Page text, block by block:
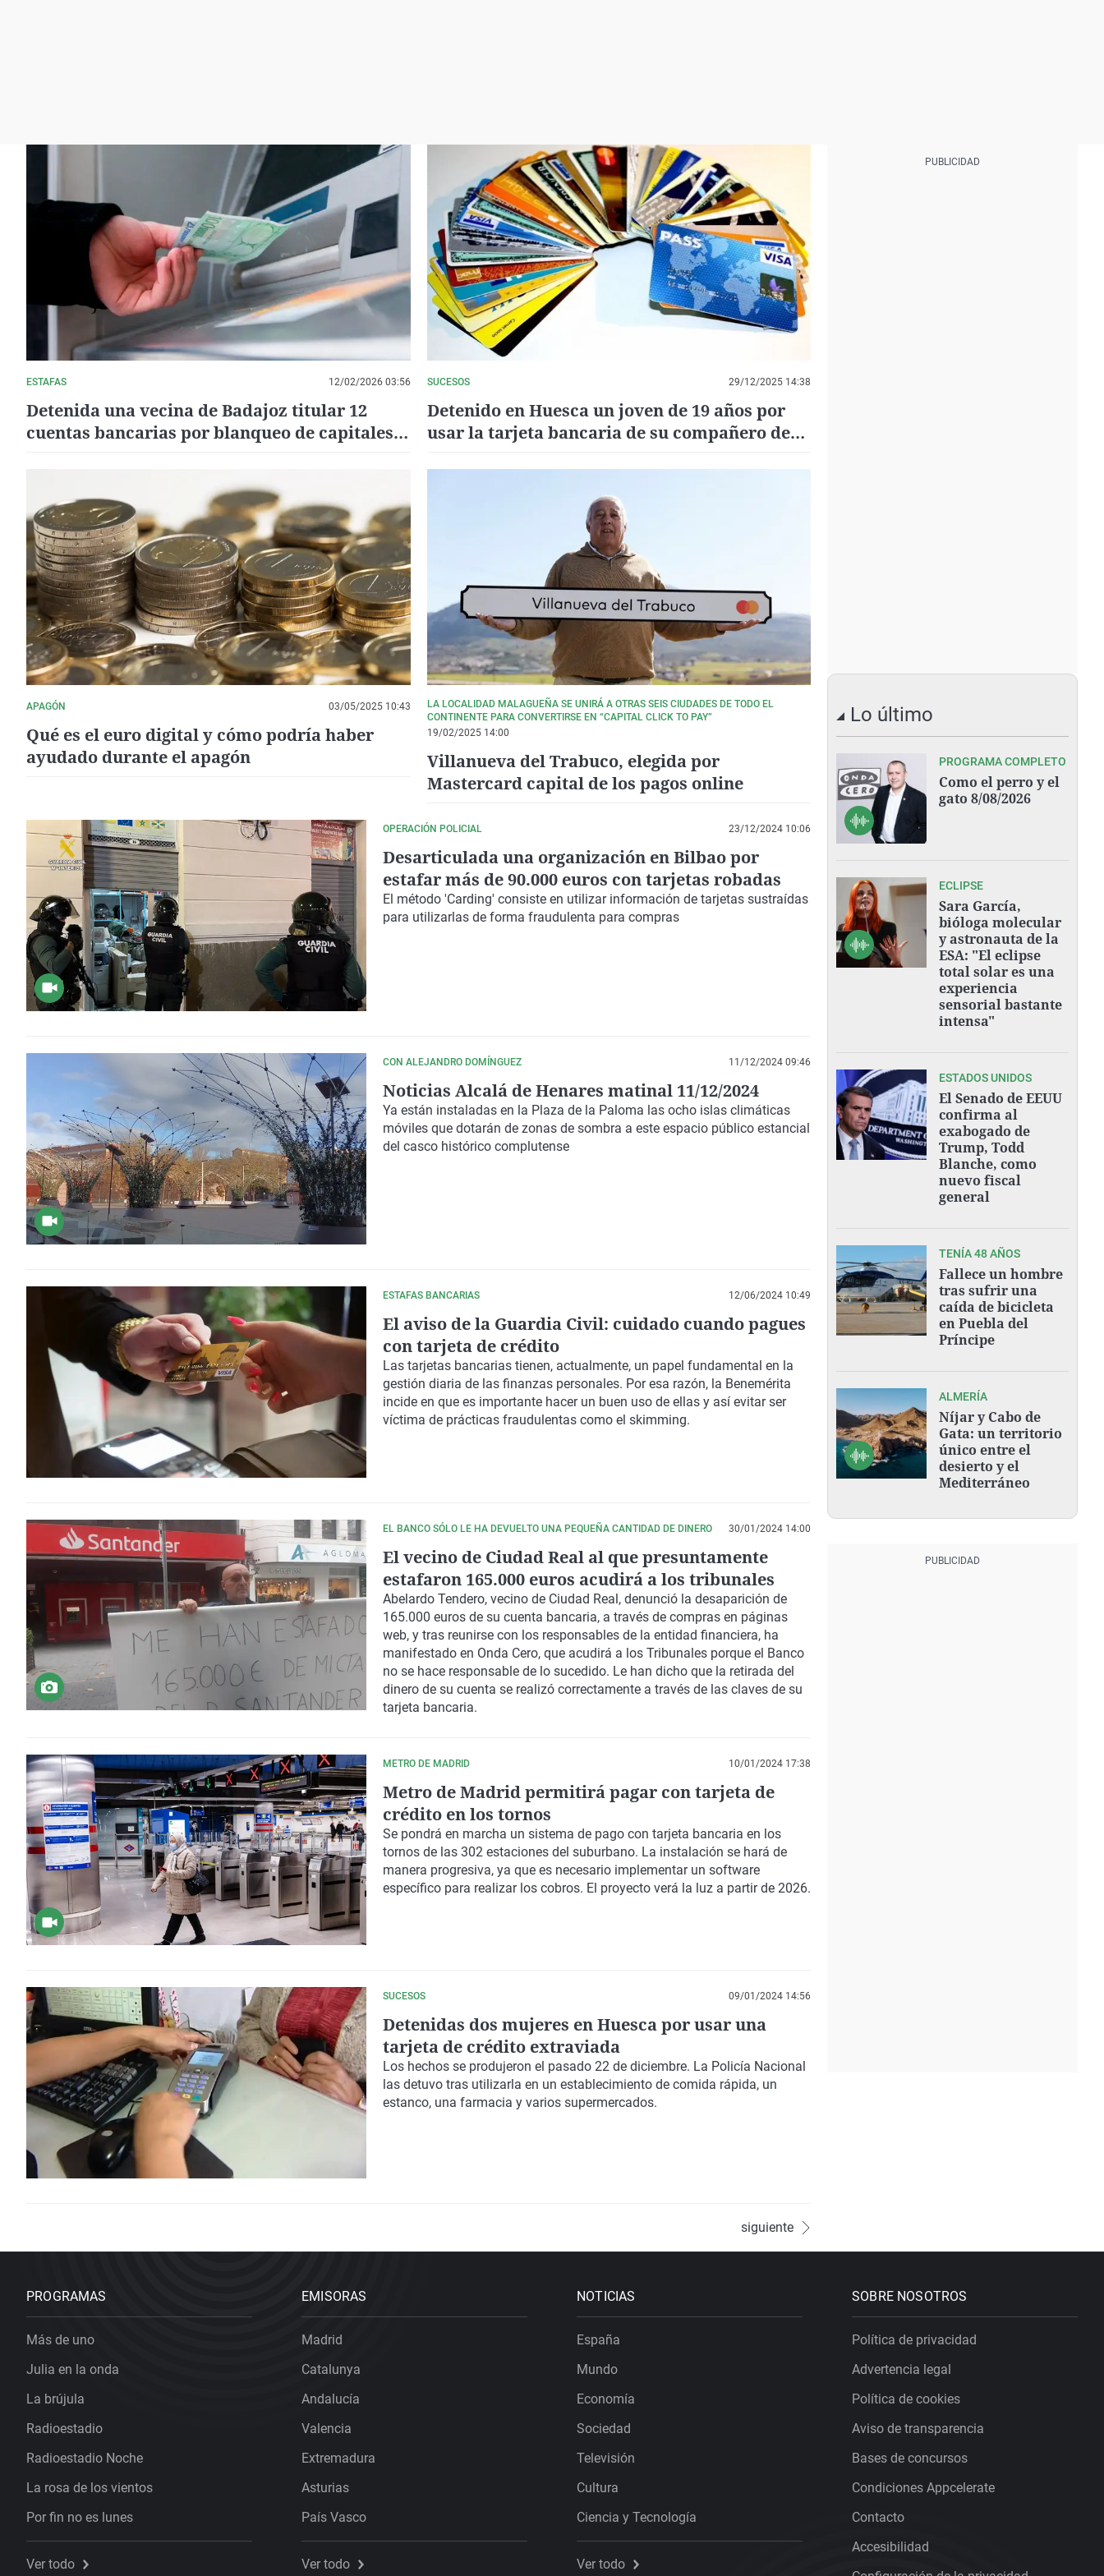
ESTAFAS 12/02/2026 03:56
Detenida una vecina de Badajoz titular 12
cuentas bancarias por blanqueo de capitales y
SUCESOS 29/12/2025 14:38
Detenido en Huesca un joven de 19 años por
usar la tarjeta bancaria de su compañero de
APAGÓN 03/05/2025 10:43
Qué es el euro digital y cómo podría haber
ayudado durante el apagón
LA LOCALIDAD MALAGUEÑA SE UNIRÁ A OTRAS SEIS CIUDADES DE TODO EL
CONTINENTE PARA CONVERTIRSE EN “CAPITAL CLICK TO PAY”
19/02/2025 14:00
Villanueva del Trabuco, elegida por
Mastercard capital de los pagos online
OPERACIÓN POLICIAL 23/12/2024 10:06
Desarticulada una organización en Bilbao por
estafar más de 90.000 euros con tarjetas robadas
El método 'Carding' consiste en utilizar información de tarjetas sustraídas
para utilizarlas de forma fraudulenta para compras
CON ALEJANDRO DOMÍNGUEZ 11/12/2024 09:46
Noticias Alcalá de Henares matinal 11/12/2024
Ya están instaladas en la Plaza de la Paloma las ocho islas climáticas
móviles que dotarán de zonas de sombra a este espacio público estancial
del casco histórico complutense
ESTAFAS BANCARIAS 12/06/2024 10:49
El aviso de la Guardia Civil: cuidado cuando pagues
con tarjeta de crédito
Las tarjetas bancarias tienen, actualmente, un papel fundamental en la
gestión diaria de las finanzas personales. Por esa razón, la Benemérita
incide en que es importante hacer un buen uso de ellas y así evitar ser
víctima de prácticas fraudulentas como el skimming.
EL BANCO SÓLO LE HA DEVUELTO UNA PEQUEÑA CANTIDAD DE DINERO 30/01/2024 14:00
El vecino de Ciudad Real al que presuntamente
estafaron 165.000 euros acudirá a los tribunales
Abelardo Tendero, vecino de Ciudad Real, denunció la desaparición de
165.000 euros de su cuenta bancaria, a través de compras en páginas
web, y tras reunirse con los responsables de la entidad financiera, ha
manifestado en Onda Cero, que acudirá a los Tribunales porque el Banco
no se hace responsable de lo sucedido. Le han dicho que la retirada del
dinero de su cuenta se realizó correctamente a través de las claves de su
tarjeta bancaria.
METRO DE MADRID 10/01/2024 17:38
Metro de Madrid permitirá pagar con tarjeta de
crédito en los tornos
Se pondrá en marcha un sistema de pago con tarjeta bancaria en los
tornos de las 302 estaciones del suburbano. La instalación se hará de
manera progresiva, ya que es necesario implementar un software
específico para realizar los cobros. El proyecto verá la luz a partir de 2026.
SUCESOS 09/01/2024 14:56
Detenidas dos mujeres en Huesca por usar una
tarjeta de crédito extraviada
Los hechos se produjeron el pasado 22 de diciembre. La Policía Nacional
las detuvo tras utilizarla en un establecimiento de comida rápida, un
estanco, una farmacia y varios supermercados.
siguiente
Lo último
PROGRAMA COMPLETO
Como el perro y el
gato 8/08/2026
ECLIPSE
Sara García,
bióloga molecular
y astronauta de la
ESA: "El eclipse
total solar es una
experiencia
sensorial bastante
intensa"
ESTADOS UNIDOS
El Senado de EEUU
confirma al
exabogado de
Trump, Todd
Blanche, como
nuevo fiscal
general
TENÍA 48 AÑOS
Fallece un hombre
tras sufrir una
caída de bicicleta
en Puebla del
Príncipe
ALMERÍA
Níjar y Cabo de
Gata: un territorio
único entre el
desierto y el
Mediterráneo
PROGRAMAS
Más de uno
Julia en la onda
La brújula
Radioestadio
Radioestadio Noche
La rosa de los vientos
Por fin no es lunes
Ver todo
EMISORAS
Madrid
Catalunya
Andalucía
Valencia
Extremadura
Asturias
País Vasco
Ver todo
NOTICIAS
España
Mundo
Economía
Sociedad
Televisión
Cultura
Ciencia y Tecnología
Ver todo
SOBRE NOSOTROS
Política de privacidad
Advertencia legal
Política de cookies
Aviso de transparencia
Bases de concursos
Condiciones Appcelerate
Contacto
Accesibilidad